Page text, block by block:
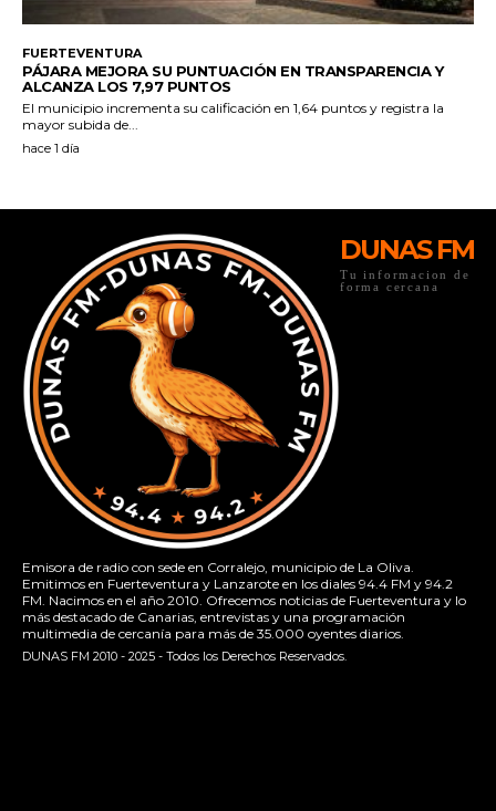
DUNAS FM
Tu informacion de
forma cercana
Emisora de radio con sede en Corralejo, municipio de La Oliva.
Emitimos en Fuerteventura y Lanzarote en los diales 94.4 FM y 94.2
FM. Nacimos en el año 2010. Ofrecemos noticias de Fuerteventura y lo
más destacado de Canarias, entrevistas y una programación
multimedia de cercanía para más de 35.000 oyentes diarios.
DUNAS FM 2010 - 2025 - Todos los Derechos Reservados.